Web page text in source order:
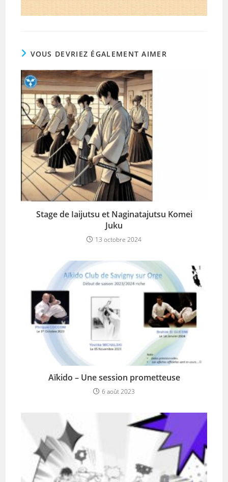
VOUS DEVRIEZ ÉGALEMENT AIMER
Stage de Iaijutsu et Naginatajutsu Komei
Juku
13 octobre 2024
Aïkido – Une session prometteuse
6 août 2023